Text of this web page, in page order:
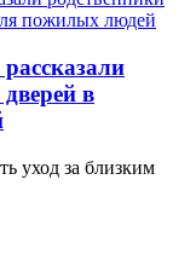
в
уход за близким